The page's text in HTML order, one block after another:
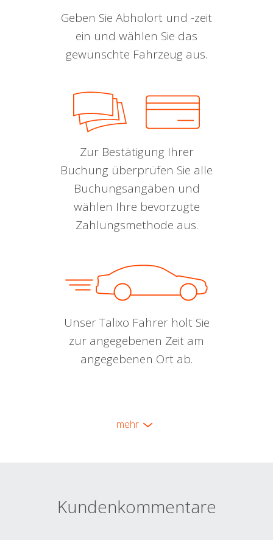
Geben Sie Abholort und -zeit
ein und wählen Sie das
gewünschte Fahrzeug aus.
Zur Bestätigung Ihrer
Buchung überprüfen Sie alle
Buchungsangaben und
wählen Ihre bevorzugte
Zahlungsmethode aus.
Unser Talixo Fahrer holt Sie
zur angegebenen Zeit am
angegebenen Ort ab.
mehr
Kundenkommentare